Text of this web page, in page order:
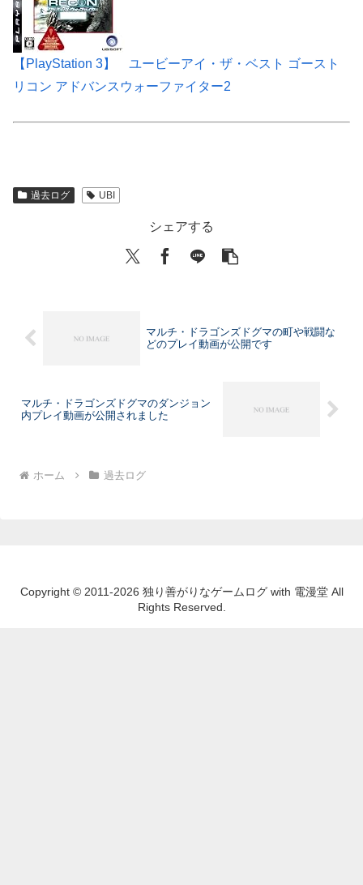
【PlayStation 3】 ユービーアイ・ザ・ベスト ゴースト
リコン アドバンスウォーファイター2
過去ログ UBI
シェアする
マルチ・ドラゴンズドグマの町や戦闘な
どのプレイ動画が公開です
マルチ・ドラゴンズドグマのダンジョン
内プレイ動画が公開されました
ホーム 過去ログ
Copyright © 2011-2026 独り善がりなゲームログ with 電漫堂 All
Rights Reserved.